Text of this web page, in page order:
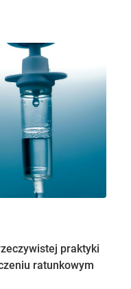
praktyki
ratunkowym